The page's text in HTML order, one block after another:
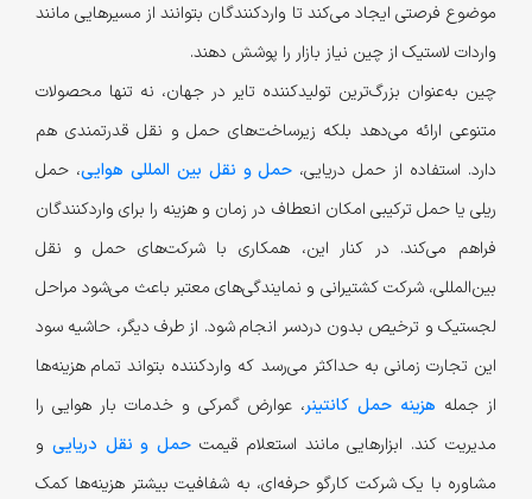
موضوع فرصتی ایجاد می‌کند تا واردکنندگان بتوانند از مسیرهایی مانند
واردات لاستیک از چین نیاز بازار را پوشش دهند.
چین به‌عنوان بزرگ‌ترین تولیدکننده تایر در جهان، نه تنها محصولات
متنوعی ارائه می‌دهد بلکه زیرساخت‌های حمل و نقل قدرتمندی هم
دارد. استفاده از حمل دریایی، حمل و نقل بین المللی هوایی، حمل
ریلی یا حمل ترکیبی امکان انعطاف در زمان و هزینه را برای واردکنندگان
فراهم می‌کند. در کنار این، همکاری با شرکت‌های حمل و نقل
بین‌المللی، شرکت کشتیرانی و نمایندگی‌های معتبر باعث می‌شود مراحل
لجستیک و ترخیص بدون دردسر انجام شود. از طرف دیگر، حاشیه سود
این تجارت زمانی به حداکثر می‌رسد که واردکننده بتواند تمام هزینه‌ها
از جمله هزینه حمل کانتینر، عوارض گمرکی و خدمات بار هوایی را
مدیریت کند. ابزارهایی مانند استعلام قیمت حمل و نقل دریایی و
مشاوره با یک شرکت کارگو حرفه‌ای، به شفافیت بیشتر هزینه‌ها کمک